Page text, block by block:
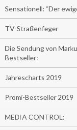
Sensationell: "Der
TV-Straßenfeger
Die Sendung von
Bestseller:
Jahrescharts 2019
Promi-Bestseller 2019
MEDIA CONTROL: